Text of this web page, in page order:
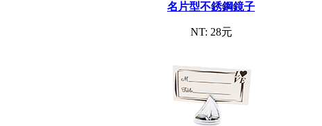
名片型不銹鋼鏡子
NT: 28元